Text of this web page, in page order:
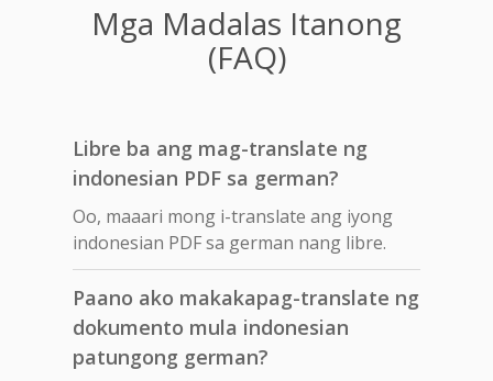
Mga Madalas Itanong
(FAQ)
Libre ba ang mag-translate ng
indonesian PDF sa german?
Oo, maaari mong i-translate ang iyong
indonesian PDF sa german nang libre.
Paano ako makakapag-translate ng
dokumento mula indonesian
patungong german?